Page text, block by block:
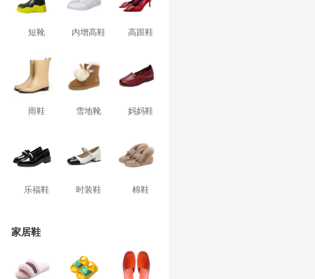
短靴 内增高鞋 高跟鞋
雨鞋 雪地靴 妈妈鞋
乐福鞋 时装鞋 棉鞋
家居鞋